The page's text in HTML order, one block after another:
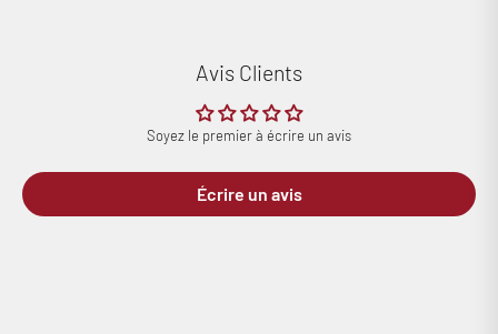
Avis Clients
Soyez le premier à écrire un avis
Écrire un avis